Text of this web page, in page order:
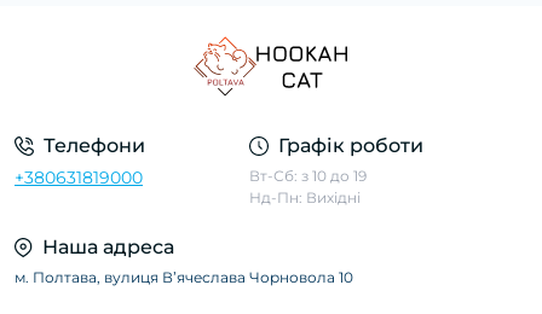
Телефони
+380631819000
Графік роботи
Вт-Сб: з 10 до 19
Нд-Пн: Вихідні
Наша адреса
м. Полтава, вулиця Вʼячеслава Чорновола 10